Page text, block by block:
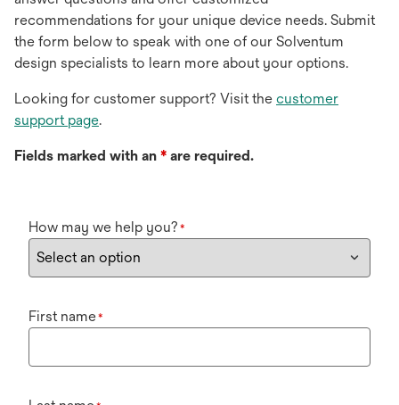
recommendations for your unique device needs. Submit
the form below to speak with one of our Solventum
design specialists to learn more about your options.
Looking for customer support? Visit the customer
support page.
Fields marked with an * are required.
How may we help you? *
First name*